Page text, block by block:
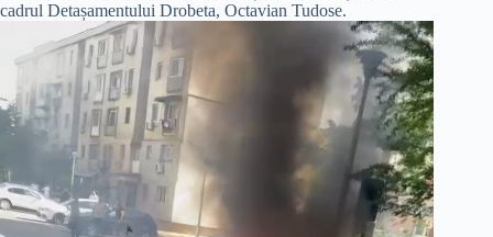
cadrul Detașamentului Drobeta, Octavian Tudose.